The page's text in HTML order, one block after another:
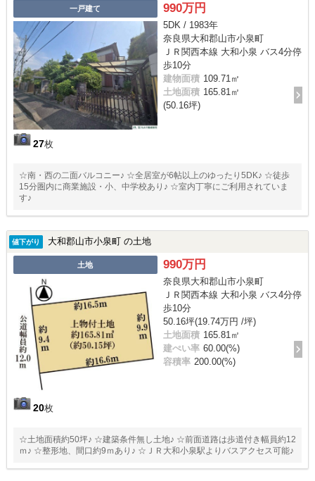
一戸建て
27枚
990万円
5DK / 1983年
奈良県大和郡山市小泉町
ＪＲ関西本線 大和小泉 バス4分停
歩10分
建物面積 109.71㎡
土地面積 165.81㎡
(50.16坪)
☆南・西の二面バルコニー♪ ☆全居室が6帖以上のゆったり5DK♪ ☆徒歩
15分圏内に商業施設・小、中学校あり♪ ☆室内丁寧にご利用されていま
す♪
値下がり 大和郡山市小泉町 の土地
土地
20枚
990万円
奈良県大和郡山市小泉町
ＪＲ関西本線 大和小泉 バス4分停
歩10分
50.16坪(19.74万円 /坪)
土地面積 165.81㎡
建ぺい率 60.00(%)
容積率 200.00(%)
☆土地面積約50坪♪ ☆建築条件無し土地♪ ☆前面道路は歩道付き幅員約12
ｍ♪ ☆整形地、間口約9ｍあり♪ ☆ＪＲ大和小泉駅よりバスアクセス可能♪